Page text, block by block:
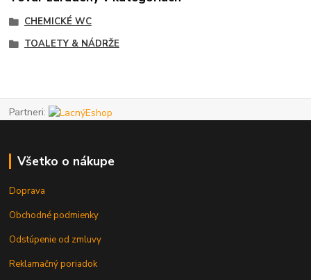
CHEMICKÉ WC
TOALETY & NÁDRŽE
Partneri:
Všetko o nákupe
Doprava
Obchodné podmienky
Odstúpenie od zmluvy
Reklamačný poriadok